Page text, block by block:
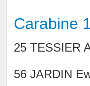
Carabine
25 TESSIER
56 JARDIN